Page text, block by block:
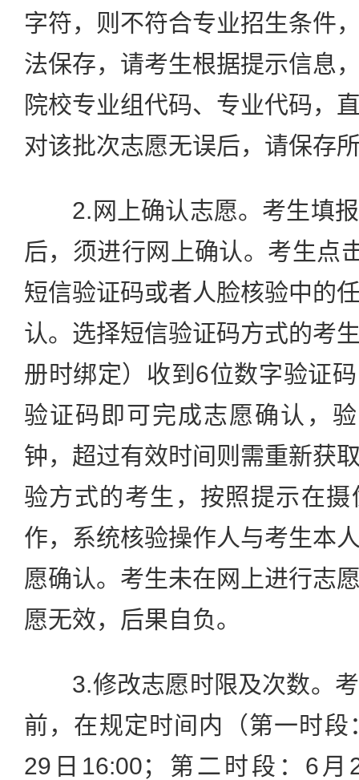
字符，则不符合专业招生条件
法保存，请考生根据提示信息
院校专业组代码、专业代码，
对该批次志愿无误后，请保存
2.网上确认志愿。考生填报
后，须进行网上确认。考生点
短信验证码或者人脸核验中的
认。选择短信验证码方式的考
册时绑定）收到6位数字验证
验证码即可完成志愿确认，
钟，超过有效时间则需重新获
验方式的考生，按照提示在
作，系统核验操作人与考生本
愿确认。考生未在网上进行志
愿无效，后果自负。
3.修改志愿时限及次数。考
前，在规定时间内（第一时
29日16:00；第二时段：6